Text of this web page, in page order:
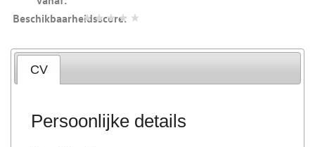
Beschikbaarheidsscore:
CV
Persoonlijke details